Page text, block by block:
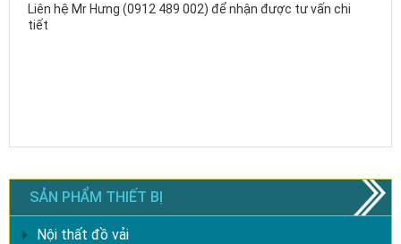
Liên hệ Mr Hưng (0912 489 002) để nhận được tư vấn chi
tiết
SẢN PHẨM THIẾT BỊ
Nội thất đồ vải